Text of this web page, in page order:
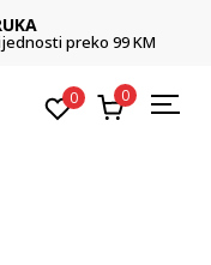
preko 99 KM
0 0